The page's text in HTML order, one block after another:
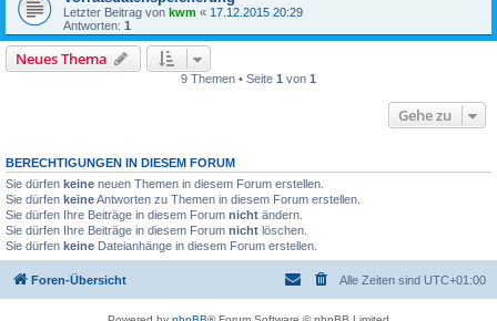
Letzter Beitrag von kwm « 17.12.2015 20:29
Antworten: 1
Neues Thema
9 Themen • Seite 1 von 1
Gehe zu
BERECHTIGUNGEN IN DIESEM FORUM
Sie dürfen keine neuen Themen in diesem Forum erstellen.
Sie dürfen keineAntworten zu Themen in diesem Forum erstellen.
Sie dürfen Ihre Beiträge in diesem Forum nicht ändern.
Sie dürfen Ihre Beiträge in diesem Forum nicht löschen.
Sie dürfen keine Dateianhänge in diesem Forum erstellen.
Foren-Übersicht Alle Zeiten sind UTC+01:00